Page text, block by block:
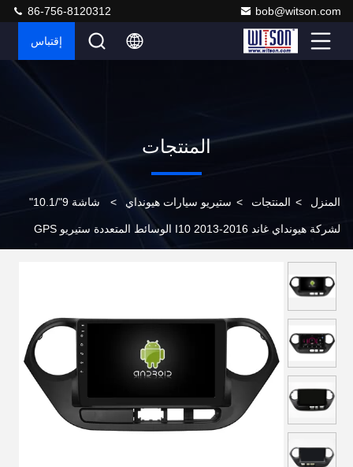
bob@witson.com
86-756-8120312
إقتباس
المنتجات
المنزل > المنتجات > ستيريو سيارات هيونداي > شاشة 9"/10.1"
لشركة هيونداي غاند I10 2013-2016 الوسائط المتعددة ستيريو GPS